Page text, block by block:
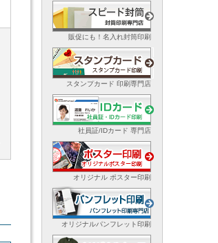
販促にも！名入れ封筒印刷
スタンプカード 印刷専門店
社員証/IDカード 専門店
オリジナル ポスター印刷
オリジナルパンフレット印刷